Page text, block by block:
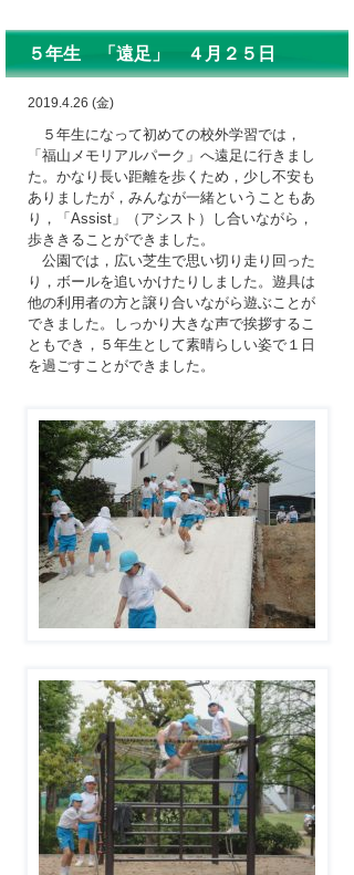
５年生 「遠足」 ４月２５日
2019.4.26 (金)
５年生になって初めての校外学習では，
「福山メモリアルパーク」へ遠足に行きまし
た。かなり長い距離を歩くため，少し不安も
ありましたが，みんなが一緒ということもあ
り，「 Assist 」（アシスト）し合いながら，
歩ききることができました。
公園では，広い芝生で思い切り走り回った
り，ボールを追いかけたりしました。遊具は
他の利用者の方と譲り合いながら遊ぶことが
できました。しっかり大きな声で挨拶するこ
ともでき，５年生として素晴らしい姿で１日
を過ごすことができました。